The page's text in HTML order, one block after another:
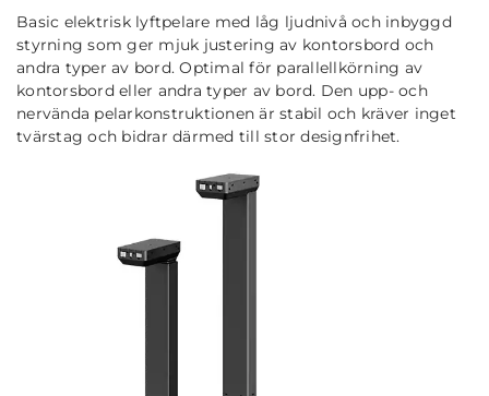
Basic elektrisk lyftpelare med låg ljudnivå och inbyggd
styrning som ger mjuk justering av kontorsbord och
andra typer av bord. Optimal för parallellkörning av
kontorsbord eller andra typer av bord. Den upp- och
nervända pelarkonstruktionen är stabil och kräver inget
tvärstag och bidrar därmed till stor designfrihet.